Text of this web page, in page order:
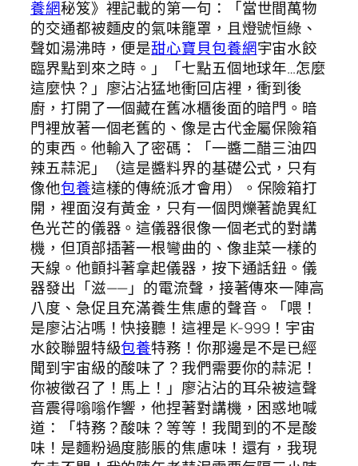
養網秘笈》裡記載的第一句：「當世間萬物
的交通都被麵皮的氣味籠罩，且燈號恒綠、
聲如湯沸時，便是甜心寶貝包養網宇宙水餃
臨界點到來之時。」「七點五個地球年…怎麼
這麼快？」廖沾沾猛地衝回店裡，衝到後
廚，打開了一個藏在舊冰櫃後面的暗門。暗
門裡放著一個老舊的、像是古代金屬保險箱
的東西。他輸入了密碼：「一醬二醋三油四
辣五蒜泥」（這是醬料界的基礎公式，只有
像他包養這樣的傳統派才會用）。保險箱打
開，裡面沒有黃金，只有一個閃爍著詭異紅
色光芒的儀器。這儀器很像一個老式的對講
機，但頂部插著一根彎曲的、像韭菜一樣的
天線。他顫抖著拿起儀器，按下通話鈕。儀
器發出「滋——」的電流聲，接著傳來一陣高
八度、急促且充滿養生焦慮的聲音。「喂！
是廖沾沾嗎！快接聽！這裡是 K-999！宇宙
水餃聯盟特級包養特務！你那邊是不是已經
聞到宇宙級的酸味了？我們需要你的蒜泥！
你被徵召了！馬上！」廖沾沾的耳朵被這聲
音震得嗡嗡作響，他捏著對講機，困惑地喊
道：「特務？酸味？等等！我聞到的不是酸
味！是麵粉過度膨脹的焦慮味！還有，我現